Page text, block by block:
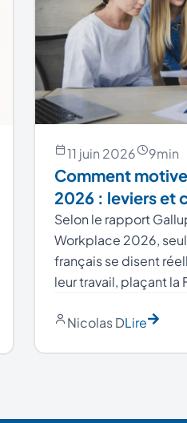
11 juin 2026 9min
Comment
2026 : leviers et
Selon le rapport
Workplace 2026,
français se disent
leur travail, plaçant la
Nicolas DLire